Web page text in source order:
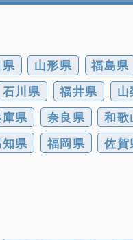
山形県 福島県
石川県 福井県
県 奈良県 和歌
県 福岡県 佐賀